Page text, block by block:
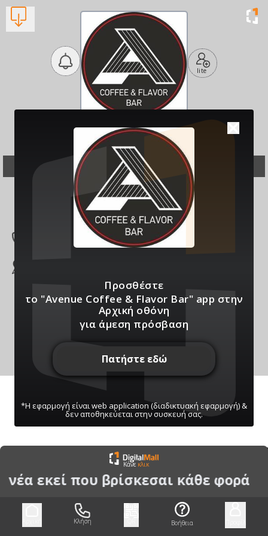
lite
Avenue Coffee & Flavor
Bar
Καφετέριες, Μπαρ
Βλέπουν τώρα:
ΠΑΤΗΣΤΕ ΓΙΑ ΝΑ ΛΑΒΕΤΕ ΕΙΔΟΠΟΙΗΣΕΙΣ
Μπορείτε να κάνετε ανά πάσα στιγμή σίγαση/
ενεργοποίηση μέσω του κουμπιού
Κάνε κλικ
εκεί που βρίσκεσαι κάθε φορά
Κλήση Βοήθεια
Προσθέστε
το "Avenue Coffee & Flavor Bar" app στην
Αρχική οθόνη
για άμεση πρόσβαση
Πατήστε εδώ
*Η εφαρμογή είναι web application (διαδικτυακή εφαρμογή) &
δεν αποθηκεύεται στην συσκευή σας.